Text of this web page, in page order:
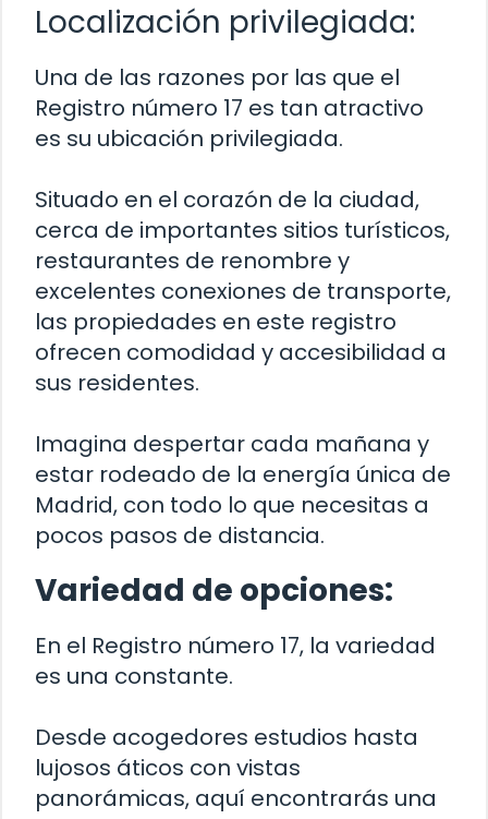
Localización privilegiada:
Una de las razones por las que el
Registro número 17 es tan atractivo
es su ubicación privilegiada.
Situado en el corazón de la ciudad,
cerca de importantes sitios turísticos,
restaurantes de renombre y
excelentes conexiones de transporte,
las propiedades en este registro
ofrecen comodidad y accesibilidad a
sus residentes.
Imagina despertar cada mañana y
estar rodeado de la energía única de
Madrid, con todo lo que necesitas a
pocos pasos de distancia.
Variedad de opciones:
En el Registro número 17, la variedad
es una constante.
Desde acogedores estudios hasta
lujosos áticos con vistas
panorámicas, aquí encontrarás una